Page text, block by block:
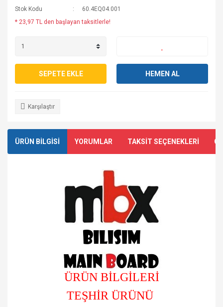
Stok Kodu
60.4EQ04.001
* 23,97 TL den başlayan taksitlerle!
SEPETE EKLE HEMEN AL
Karşılaştır
ÜRÜN BİLGİSİ YORUMLAR TAKSİT SEÇENEKLERİ
ÜRÜN BİLGİLERİ
TEŞHİR ÜRÜNÜ